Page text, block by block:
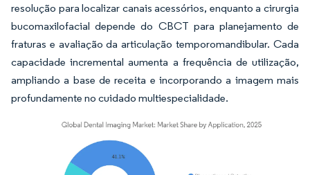
resolução para localizar canais acessórios, enquanto a cirurgia
bucomaxilofacial depende do CBCT para planejamento de
fraturas e avaliação da articulação temporomandibular. Cada
capacidade incremental aumenta a frequência de utilização,
ampliando a base de receita e incorporando a imagem mais
profundamente no cuidado multiespecialidade.